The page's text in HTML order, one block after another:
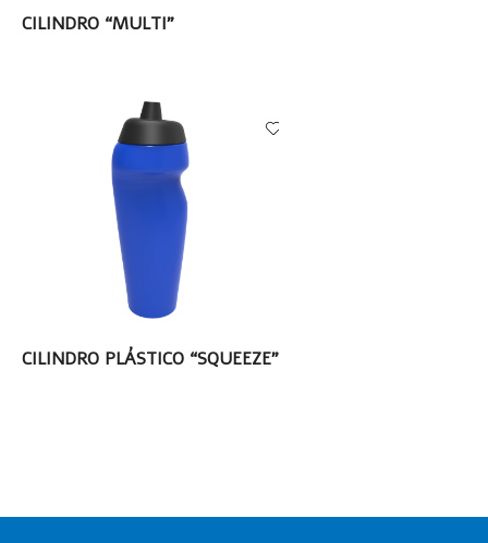
LEER MÁS
CILINDRO “MULTI”
LEER MÁS
CILINDRO PLÁSTICO “SQUEEZE”